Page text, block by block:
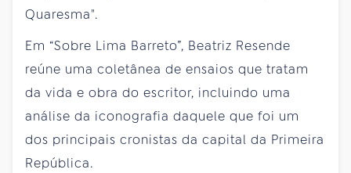
Quaresma".
Em “Sobre Lima Barreto”, Beatriz Resende
reúne uma coletânea de ensaios que tratam
da vida e obra do escritor, incluindo uma
análise da iconografia daquele que foi um
dos principais cronistas da capital da Primeira
República.